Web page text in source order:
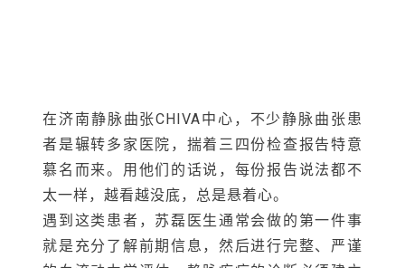
的血流动力学评估。静脉疾病的诊断必须建立
在血流路径、压力来源和结构协调性这些基础
之上。也正因为如此，不少患者时常会得到出
乎他们意料的结果。有些人多年来以为自己有
静脉曲张，通过血流动力学评估后却发现没有
任何反流；有些患者吃药吃了很久，却根本不